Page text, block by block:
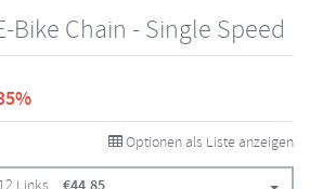
Bike Chain - Single Speed
Optionen als Liste anzeigen